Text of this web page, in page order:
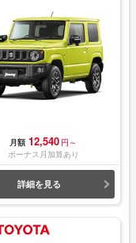
月額 12,540 円～
ボーナス月加算あり
詳細を見る